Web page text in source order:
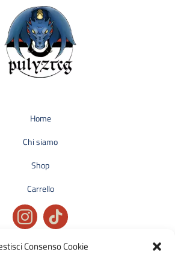
Consenso Cookie
Home
Chi siamo
Shop
Carrello
Privacy policy